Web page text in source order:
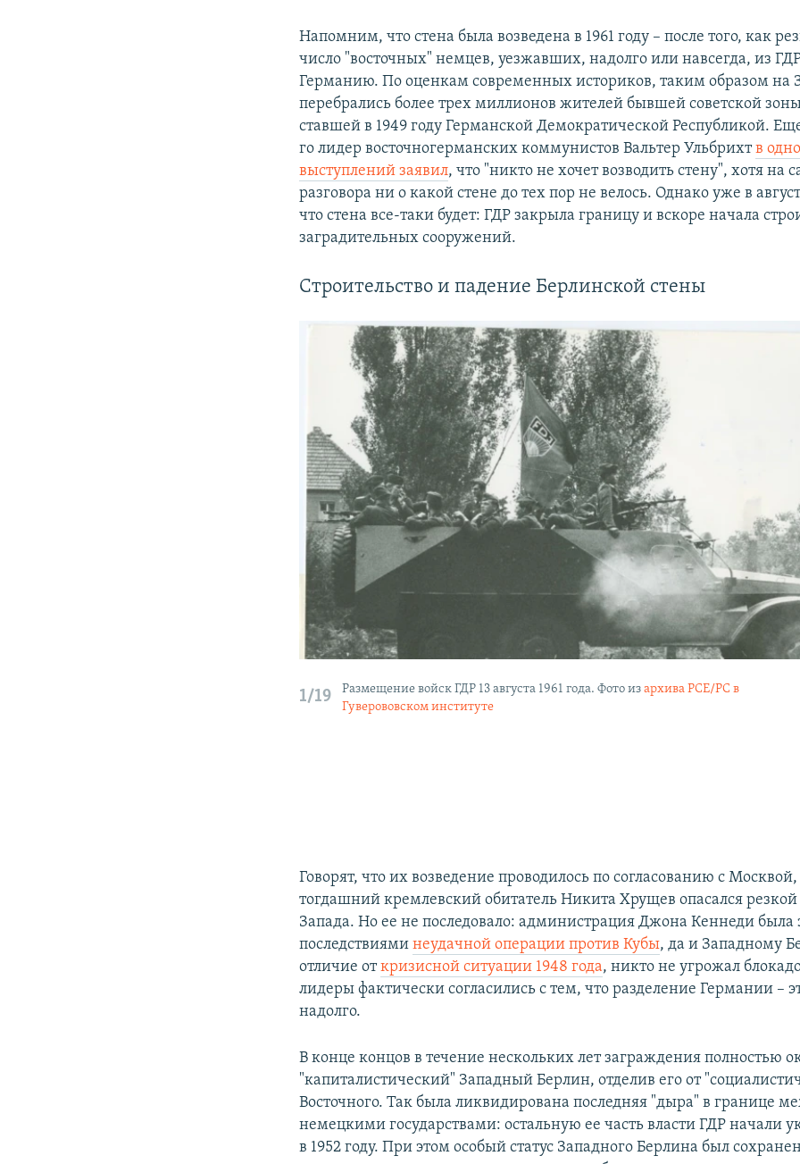
Напомним, что стена была возведена в 1961 году – после того, как
число "восточных" немцев, уезжавших, надолго или навсегда, из
Германию. По оценкам современных историков, таким образом на
перебрались более трех миллионов жителей бывшей советской
ставшей в 1949 году Германской Демократической Республикой.
го лидер восточногерманских коммунистов Вальтер Ульбрихтв
выступлений заявил, что "никто не хочет возводить стену", хотя на
разговора ни о какой стене до тех пор не велось. Однако уже в
что стена все-таки будет: ГДР закрыла границу и вскоре начала
заградительных сооружений.
Строительство и падение Берлинской стены
1/19 Размещение войск ГДР 13 августа 1961 года. Фото изархива РСЕ/РС в
Гуверововском институте
Говорят, что их возведение проводилось по согласованию с Москвой,
тогдашний кремлевский обитатель Никита Хрущев опасался
Запада. Но ее не последовало: администрация Джона Кеннеди была
последствияминеудачной операции против Кубы, да и Западному
отличие откризисной ситуации 1948 года, никто не угрожал
лидеры фактически согласились с тем, что разделение Германии –
надолго.
В конце концов в течение нескольких лет заграждения полностью
"капиталистический" Западный Берлин, отделив его от
Восточного. Так была ликвидирована последняя "дыра" в границе
немецкими государствами: остальную ее часть власти ГДР начали
в 1952 году. При этом особый статус Западного Берлина был